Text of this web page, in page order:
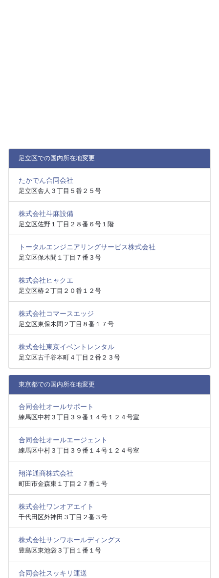
足立区での国内所在地変更
たかでん合同会社
足立区舎人３丁目５番２５号
株式会社斗麻設備
足立区佐野１丁目２８番６号１階
トータルエンジニアリングサービス株式会社
足立区保木間１丁目７番３号
株式会社ヒャクエ
足立区椿２丁目２０番１２号
株式会社コマースエッジ
足立区東保木間２丁目８番１７号
株式会社東京イベントレンタル
足立区古千谷本町４丁目２番２３号
東京都での国内所在地変更
合同会社オールサポート
練馬区中村３丁目３９番１４号１２４号室
合同会社オールエージェント
練馬区中村３丁目３９番１４号１２４号室
翔洋通商株式会社
町田市金森東１丁目２７番１号
株式会社ワンオアエイト
千代田区外神田３丁目２番３号
株式会社サンワホールディングス
豊島区東池袋３丁目１番１号
合同会社スッキリ運送